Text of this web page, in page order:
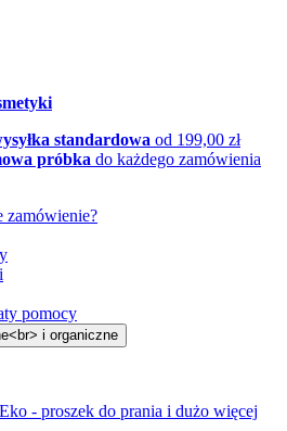
standardowa od 199,00 zł
próbka do każdego zamówienia
zamówienie?
pomocy
Eko - proszek do prania i dużo więcej